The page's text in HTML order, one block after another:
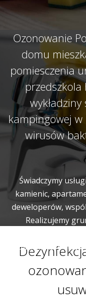
Ozonowanie
domu
pomiesczenia
kampingowej w
wirusów
Świadczymy
kamienic,
deweloperów,
Realizujemy
zadaniem jest
schodowych, wind,